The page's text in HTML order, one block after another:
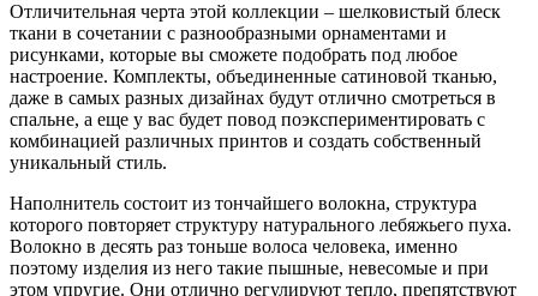
Отличительная черта этой коллекции – шелковистый блеск
ткани в сочетании с разнообразными орнаментами и
рисунками, которые вы сможете подобрать под любое
настроение. Комплекты, объединенные сатиновой тканью,
даже в самых разных дизайнах будут отлично смотреться в
спальне, а еще у вас будет повод поэкспериментировать с
комбинацией различных принтов и создать собственный
уникальный стиль.
Наполнитель состоит из тончайшего волокна, структура
которого повторяет структуру натурального лебяжьего пуха.
Волокно в десять раз тоньше волоса человека, именно
поэтому изделия из него такие пышные, невесомые и при
этом упругие. Они отлично регулируют тепло, препятствуют